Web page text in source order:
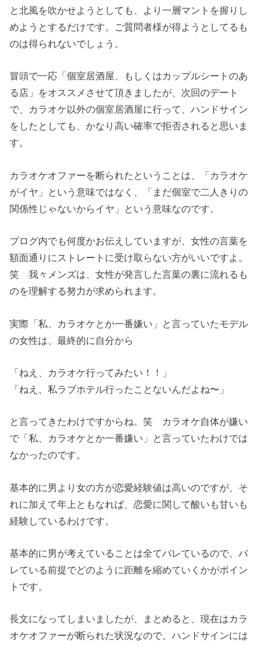
と北風を吹かせようとしても、より一層マントを握りし
めようとするだけです。ご質問者様が得ようとしてるも
のは得られないでしょう。
冒頭で一応「個室居酒屋、もしくはカップルシートのあ
る店」をオススメさせて頂きましたが、次回のデート
で、カラオケ以外の個室居酒屋に行って、ハンドサイン
をしたとしても、かなり高い確率で拒否されると思いま
す。
カラオケオファーを断られたということは、「カラオケ
がイヤ」という意味ではなく、「まだ個室で二人きりの
関係性じゃないからイヤ」という意味なのです。
ブログ内でも何度かお伝えしていますが、女性の言葉を
額面通りにストレートに受け取らない方がいいですよ。
笑 我々メンズは、女性が発言した言葉の裏に流れるも
のを理解する努力が求められます。
実際「私、カラオケとか一番嫌い」と言っていたモデル
の女性は、最終的に自分から
「ねえ、カラオケ行ってみたい！！」
「ねえ、私ラブホテル行ったことないんだよね〜」
と言ってきたわけですからね。笑 カラオケ自体が嫌い
で「私、カラオケとか一番嫌い」と言っていたわけでは
なかったのです。
基本的に男より女の方が恋愛経験値は高いのですが、そ
れに加えて年上ともなれば、恋愛に関して酸いも甘いも
経験しているわけです。
基本的に男が考えていることは全てバレているので、バ
レている前提でどのように距離を縮めていくかがポイン
トです。
長文になってしまいましたが、まとめると、現在はカラ
オケオファーが断られた状況なので、ハンドサインには